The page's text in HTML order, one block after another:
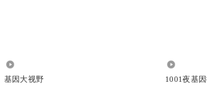
基因大视野 1001夜基